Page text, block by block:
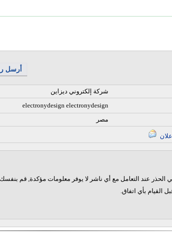
أرسل
شركة إلكتروني ديزاين
electronydesign electronydesign
مصر
الحذر عند التعامل مع أي ناشر لا يوفر معلومات مؤكدة, قم بنفسك
القيام بأي اتفاق.